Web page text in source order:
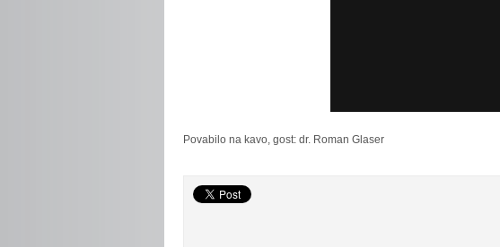
Povabilo na kavo, gost: dr. Roman Glaser